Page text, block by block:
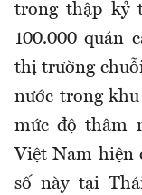
trong thập kỷ
100.000 quán
thị trường
nước trong
mức độ thâm
Việt Nam hiện
số này tại